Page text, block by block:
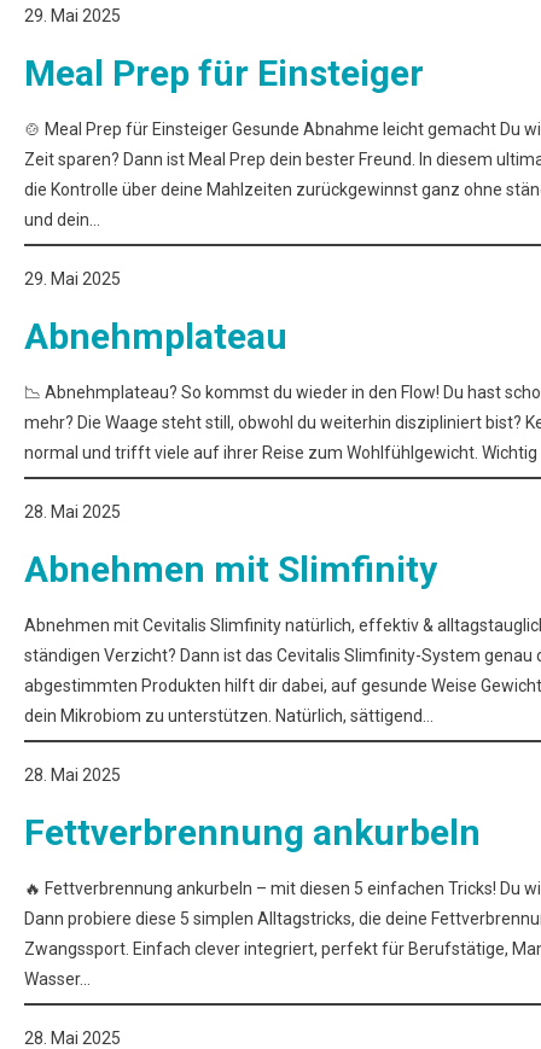
29. Mai 2025
Meal Prep für Einsteiger
🍲 Meal Prep für Einsteiger Gesunde Abnahme leicht gemacht Du
Zeit sparen? Dann ist Meal Prep dein bester Freund. In diesem
die Kontrolle über deine Mahlzeiten zurückgewinnst ganz ohne
und dein…
29. Mai 2025
Abnehmplateau
📉 Abnehmplateau? So kommst du wieder in den Flow! Du hast
mehr? Die Waage steht still, obwohl du weiterhin diszipliniert bist?
normal und trifft viele auf ihrer Reise zum Wohlfühlgewicht.
28. Mai 2025
Abnehmen mit Slimfinity
Abnehmen mit Cevitalis Slimfinity natürlich, effektiv &
ständigen Verzicht? Dann ist das Cevitalis Slimfinity-System
abgestimmten Produkten hilft dir dabei, auf gesunde Weise
dein Mikrobiom zu unterstützen. Natürlich, sättigend…
28. Mai 2025
Fettverbrennung ankurbeln
🔥 Fettverbrennung ankurbeln – mit diesen 5 einfachen Tricks! Du
Dann probiere diese 5 simplen Alltagstricks, die deine
Zwangssport. Einfach clever integriert, perfekt für Berufstätige,
Wasser…
28. Mai 2025